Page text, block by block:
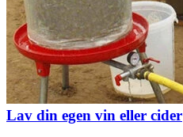
Lav din egen vin eller cider